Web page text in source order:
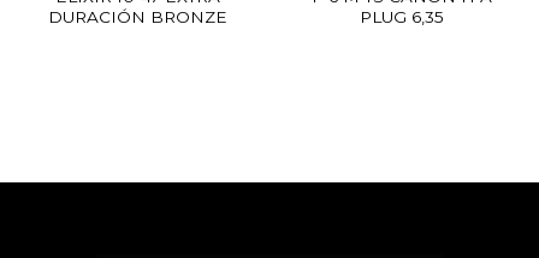
DURACIÓN BRONZE
PLUG 6,35